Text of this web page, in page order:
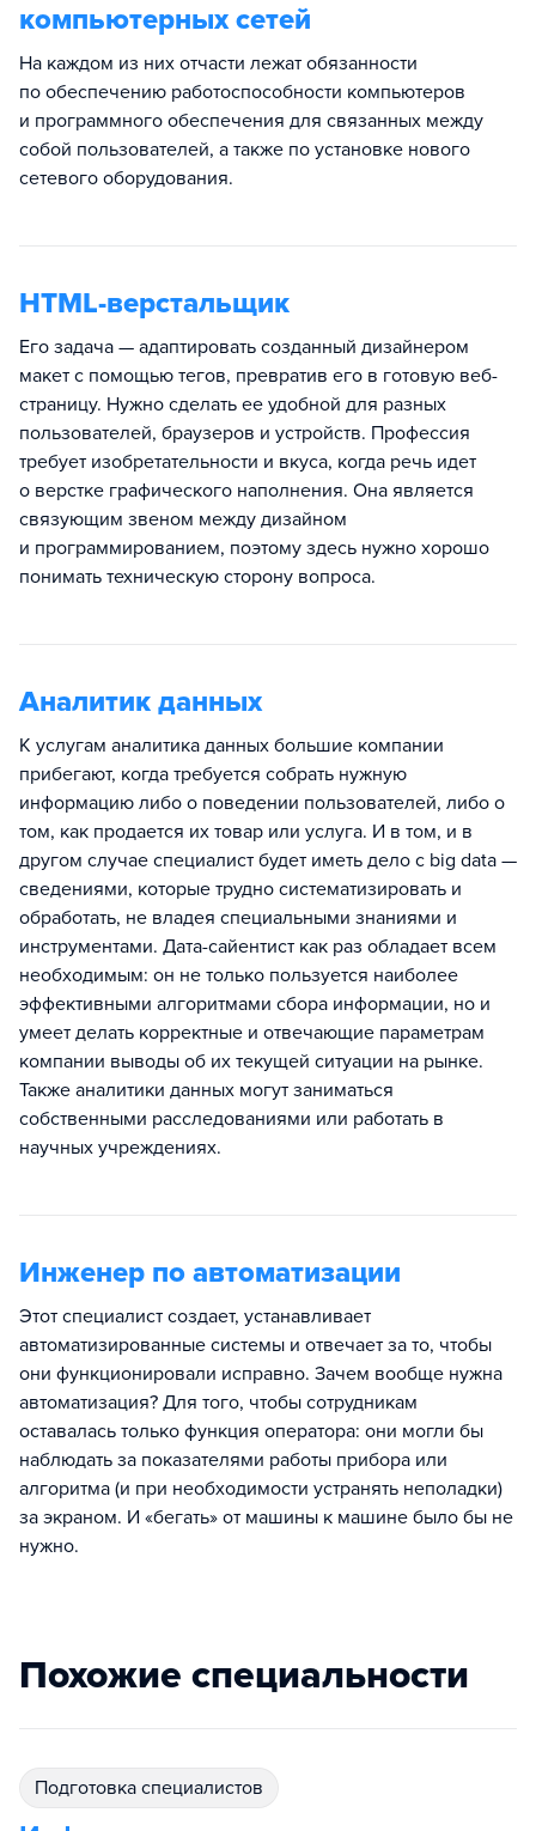
компьютерных сетей
На каждом из них отчасти лежат обязанности
по обеспечению работоспособности компьютеров
и программного обеспечения для связанных между
собой пользователей, а также по установке нового
сетевого оборудования.
HTML-верстальщик
Его задача — адаптировать созданный дизайнером
макет с помощью тегов, превратив его в готовую веб-
страницу. Нужно сделать ее удобной для разных
пользователей, браузеров и устройств. Профессия
требует изобретательности и вкуса, когда речь идет
о верстке графического наполнения. Она является
связующим звеном между дизайном
и программированием, поэтому здесь нужно хорошо
понимать техническую сторону вопроса.
Аналитик данных
К услугам аналитика данных большие компании
прибегают, когда требуется собрать нужную
информацию либо о поведении пользователей, либо о
том, как продается их товар или услуга. И в том, и в
другом случае специалист будет иметь дело с big data —
сведениями, которые трудно систематизировать и
обработать, не владея специальными знаниями и
инструментами. Дата-сайентист как раз обладает всем
необходимым: он не только пользуется наиболее
эффективными алгоритмами сбора информации, но и
умеет делать корректные и отвечающие параметрам
компании выводы об их текущей ситуации на рынке.
Также аналитики данных могут заниматься
собственными расследованиями или работать в
научных учреждениях.
Инженер по автоматизации
Этот специалист создает, устанавливает
автоматизированные системы и отвечает за то, чтобы
они функционировали исправно. Зачем вообще нужна
автоматизация? Для того, чтобы сотрудникам
оставалась только функция оператора: они могли бы
наблюдать за показателями работы прибора или
алгоритма (и при необходимости устранять неполадки)
за экраном. И «бегать» от машины к машине было бы не
нужно.
Похожие специальности
подготовка специалистов